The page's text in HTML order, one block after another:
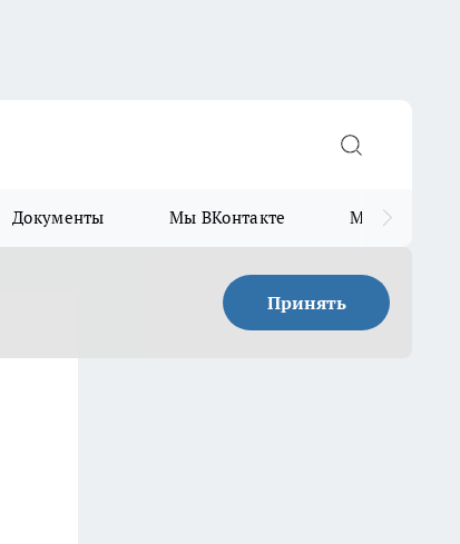
Документы Мы ВКонтакте Мы в
Принять